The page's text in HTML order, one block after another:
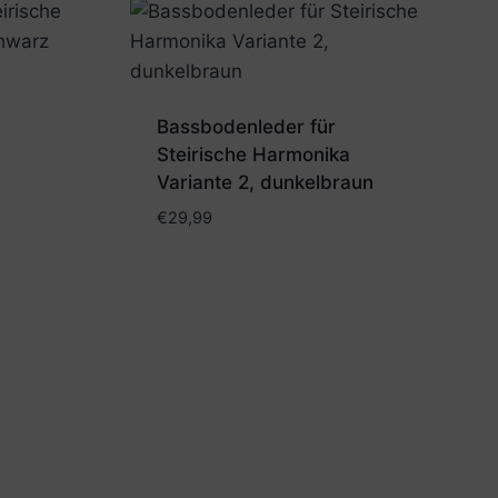
Bassbodenleder für
Steirische Harmonika
Variante 2, dunkelbraun
€29,99